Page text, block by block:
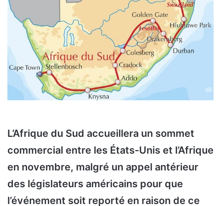
L’Afrique du Sud accueillera un sommet
commercial entre les États-Unis et l’Afrique
en novembre, malgré un appel antérieur
des législateurs américains pour que
l’événement soit reporté en raison de ce